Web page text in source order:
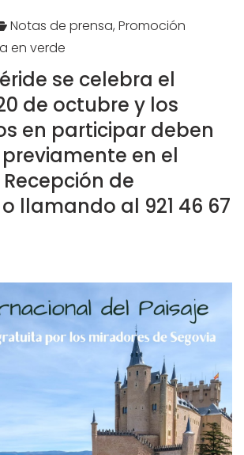
Notas de prensa, Promoción
en verde
se celebra el
de octubre y los
en participar deben
en el
de
llamando al 921 46 67